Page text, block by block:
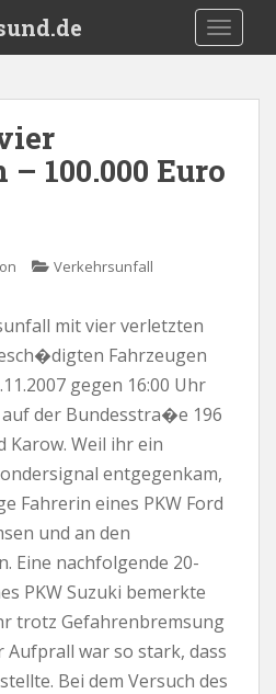
100.000 Euro
Verkehrsunfall
mit vier verletzten
Fahrzeugen
gegen 16:00 Uhr
der Bundesstra�e 196
Karow. Weil ihr ein
entgegenkam,
Fahrerin eines PKW Ford
und an den
Eine nachfolgende 20-
PKW Suzuki bemerkte
trotz Gefahrenbremsung
Aufprall war so stark, dass
Bei dem Versuch des